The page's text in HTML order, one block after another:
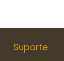
Suporte